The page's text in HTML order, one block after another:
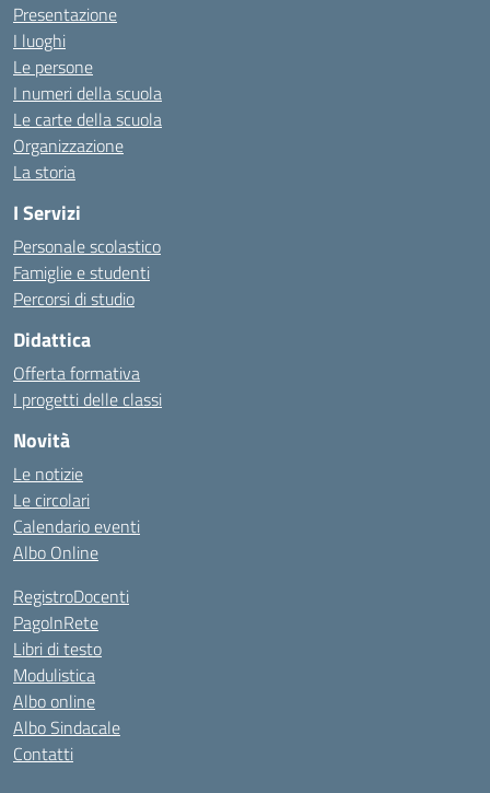
Presentazione
I luoghi
Le persone
I numeri della scuola
Le carte della scuola
Organizzazione
La storia
I Servizi
Personale scolastico
Famiglie e studenti
Percorsi di studio
Didattica
Offerta formativa
I progetti delle classi
Novità
Le notizie
Le circolari
Calendario eventi
Albo Online
RegistroDocenti
PagoInRete
Libri di testo
Modulistica
Albo online
Albo Sindacale
Contatti